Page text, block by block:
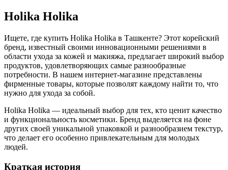
Holika Holika
Ищете, где купить Holika Holika в Ташкенте? Этот корейский
бренд, известный своими инновационными решениями в
области ухода за кожей и макияжа, предлагает широкий выбор
продуктов, удовлетворяющих самые разнообразные
потребности. В нашем интернет-магазине представлены
фирменные товары, которые позволят каждому найти то, что
нужно для ухода за собой.
Holika Holika — идеальный выбор для тех, кто ценит качество
и функциональность косметики. Бренд выделяется на фоне
других своей уникальной упаковкой и разнообразием текстур,
что делает его особенно привлекательным для молодых
людей.
Краткая история